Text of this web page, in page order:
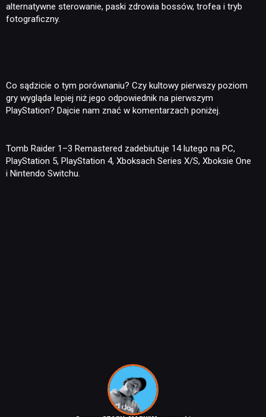
alternatywne sterowanie, paski zdrowia bossów, trofea i tryb
fotograficzny.
Co sądzicie o tym porównaniu? Czy kultowy pierwszy poziom
gry wygląda lepiej niż jego odpowiednik na pierwszym
PlayStation? Dajcie nam znać w komentarzach poniżej.
Tomb Raider 1–3 Remastered zadebiutuje 14 lutego na PC,
PlayStation 5, PlayStation 4, Xboksach Series X/S, Xboksie One
i Nintendo Switchu.